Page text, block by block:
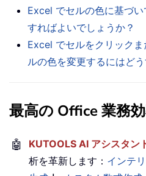
Excel でセルの色に基づ
すればよいでしょうか？
Excel でセルをクリック
ルの色を変更するにはど
最高の Office 業務
🤖 KUTOOLS AI アシスタン
析を革新します： インテ